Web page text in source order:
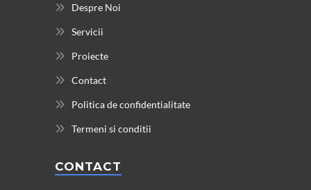
Despre Noi
Servicii
Proiecte
Contact
Politica de confidentialitate
Termeni si conditii
CONTACT